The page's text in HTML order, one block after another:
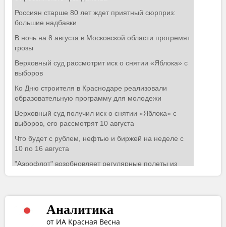
Аналитика
от ИА Красная Весна